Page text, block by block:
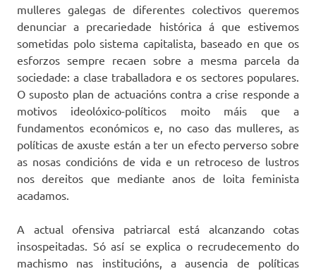
mulleres galegas de diferentes colectivos queremos
denunciar a precariedade histórica á que estivemos
sometidas polo sistema capitalista, baseado en que os
esforzos sempre recaen sobre a mesma parcela da
sociedade: a clase traballadora e os sectores populares.
O suposto plan de actuacións contra a crise responde a
motivos ideolóxico-políticos moito máis que a
fundamentos económicos e, no caso das mulleres, as
políticas de axuste están a ter un efecto perverso sobre
as nosas condicións de vida e un retroceso de lustros
nos dereitos que mediante anos de loita feminista
acadamos.
A actual ofensiva patriarcal está alcanzando cotas
insospeitadas. Só así se explica o recrudecemento do
machismo nas institucións, a ausencia de políticas